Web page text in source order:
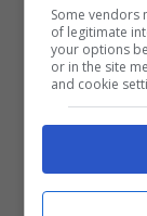
passione
Some vendors
of legitimate
your options
or in the site
and cookie